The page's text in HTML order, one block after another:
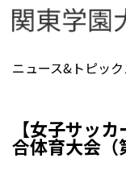
ニュース&トピッ
【女子サッ
合体育大会（